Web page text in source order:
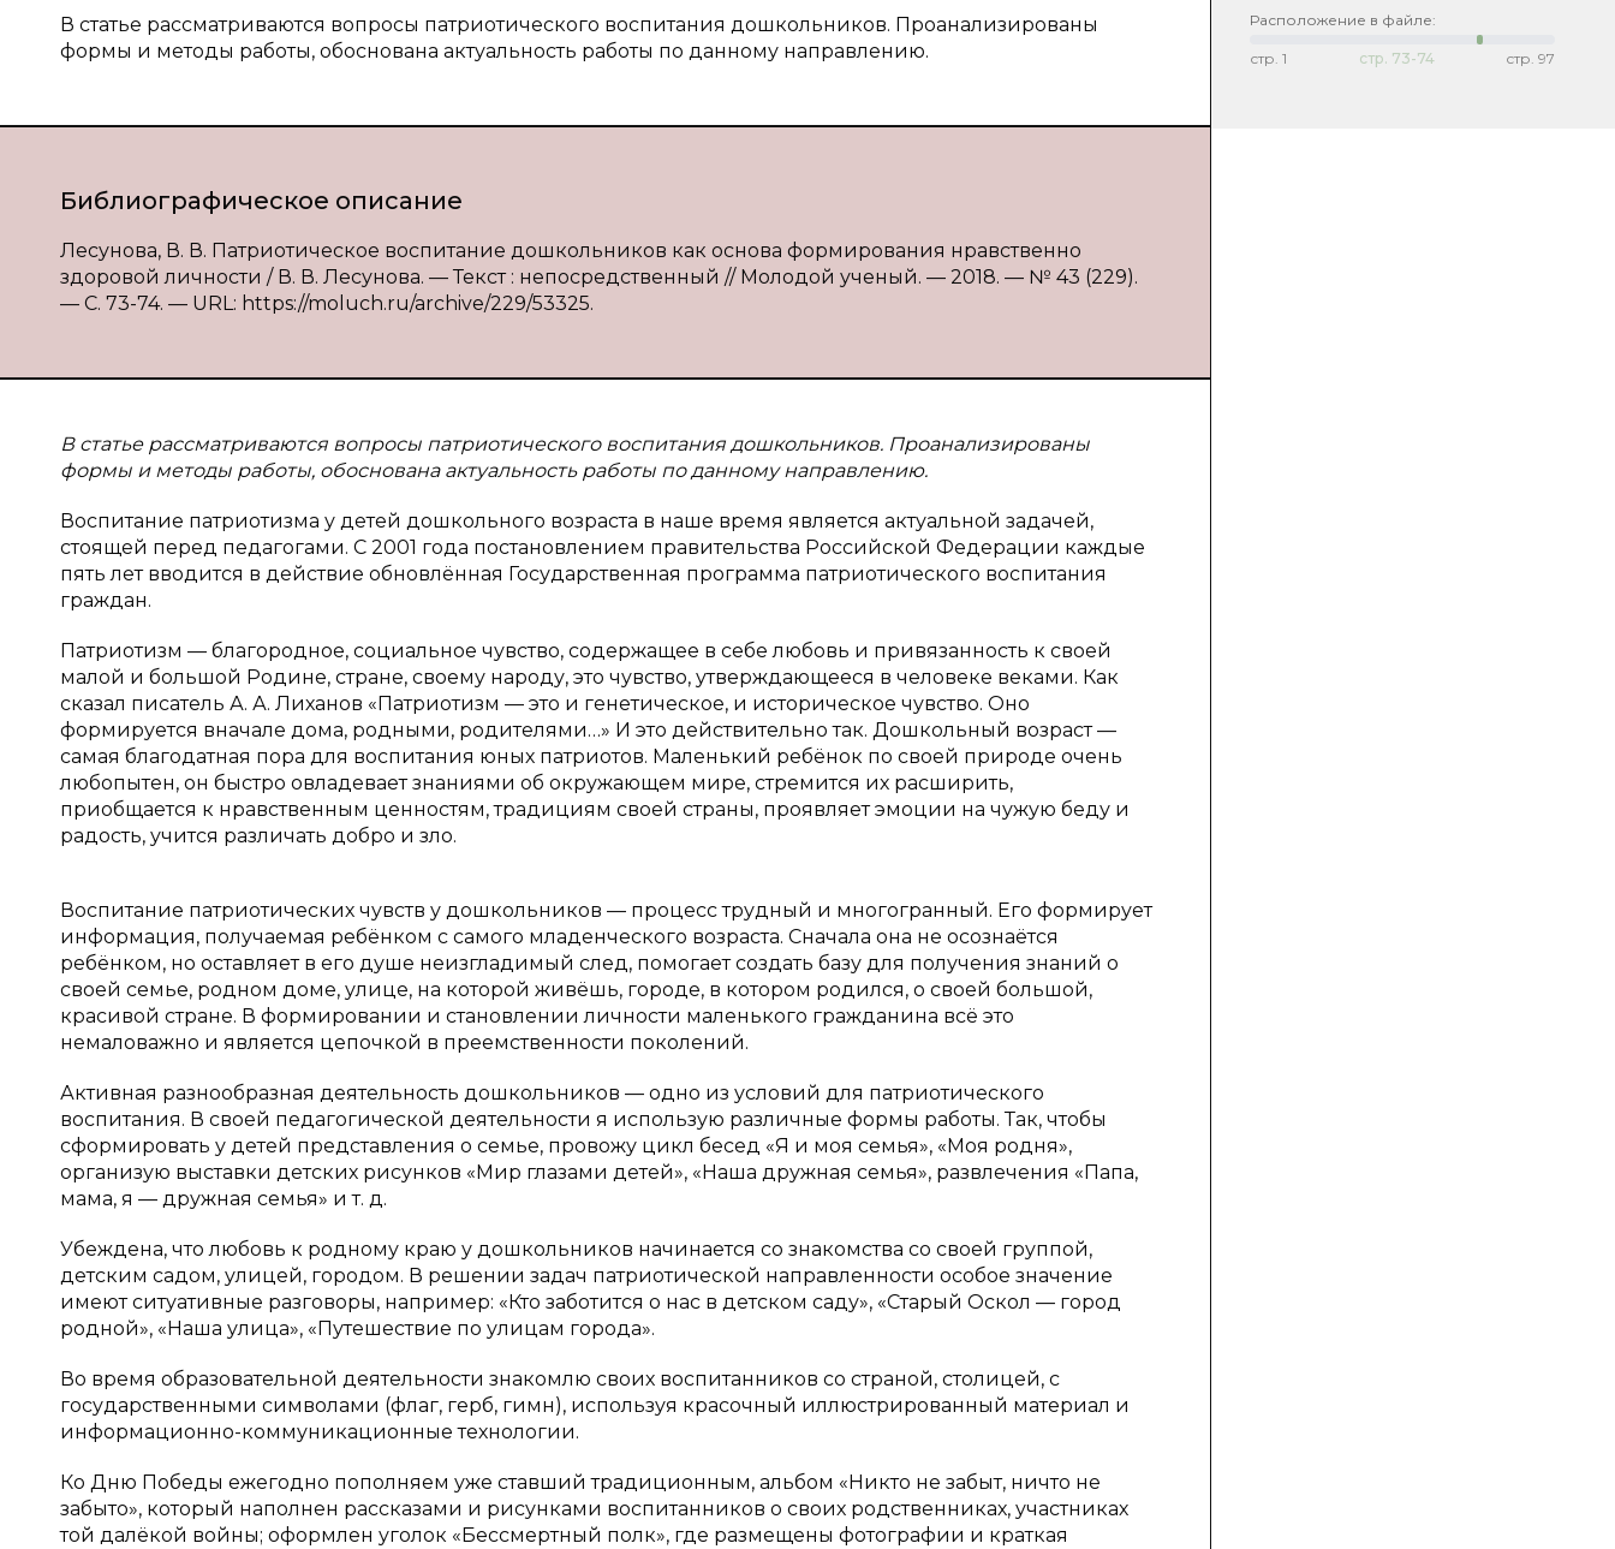
В статье рассматриваются вопросы патриотического воспитания дошкольников. Проанализированы
формы и методы работы, обоснована актуальность работы по данному направлению.
Библиографическое описание
Лесунова, В. В. Патриотическое воспитание дошкольников как основа формирования нравственно
здоровой личности / В. В. Лесунова. — Текст : непосредственный // Молодой ученый. — 2018. — № 43 (229).
— С. 73-74. — URL: https://moluch.ru/archive/229/53325.
В статье рассматриваются вопросы патриотического воспитания дошкольников. Проанализированы
формы и методы работы, обоснована актуальность работы по данному направлению.
Воспитание патриотизма у детей дошкольного возраста в наше время является актуальной задачей,
стоящей перед педагогами. С 2001 года постановлением правительства Российской Федерации каждые
пять лет вводится в действие обновлённая Государственная программа патриотического воспитания
граждан.
Патриотизм — благородное, социальное чувство, содержащее в себе любовь и привязанность к своей
малой и большой Родине, стране, своему народу, это чувство, утверждающееся в человеке веками. Как
сказал писатель А. А. Лиханов «Патриотизм — это и генетическое, и историческое чувство. Оно
формируется вначале дома, родными, родителями…» И это действительно так. Дошкольный возраст —
самая благодатная пора для воспитания юных патриотов. Маленький ребёнок по своей природе очень
любопытен, он быстро овладевает знаниями об окружающем мире, стремится их расширить,
приобщается к нравственным ценностям, традициям своей страны, проявляет эмоции на чужую беду и
радость, учится различать добро и зло.
Воспитание патриотических чувств у дошкольников — процесс трудный и многогранный. Его формирует
информация, получаемая ребёнком с самого младенческого возраста. Сначала она не осознаётся
ребёнком, но оставляет в его душе неизгладимый след, помогает создать базу для получения знаний о
своей семье, родном доме, улице, на которой живёшь, городе, в котором родился, о своей большой,
красивой стране. В формировании и становлении личности маленького гражданина всё это
немаловажно и является цепочкой в преемственности поколений.
Активная разнообразная деятельность дошкольников — одно из условий для патриотического
воспитания. В своей педагогической деятельности я использую различные формы работы. Так, чтобы
сформировать у детей представления о семье, провожу цикл бесед «Я и моя семья», «Моя родня»,
организую выставки детских рисунков «Мир глазами детей», «Наша дружная семья», развлечения «Папа,
мама, я — дружная семья» и т. д.
Убеждена, что любовь к родному краю у дошкольников начинается со знакомства со своей группой,
детским садом, улицей, городом. В решении задач патриотической направленности особое значение
имеют ситуативные разговоры, например: «Кто заботится о нас в детском саду», «Старый Оскол — город
родной», «Наша улица», «Путешествие по улицам города».
Во время образовательной деятельности знакомлю своих воспитанников со страной, столицей, с
государственными символами (флаг, герб, гимн), используя красочный иллюстрированный материал и
информационно-коммуникационные технологии.
Ко Дню Победы ежегодно пополняем уже ставший традиционным, альбом «Никто не забыт, ничто не
забыто», который наполнен рассказами и рисунками воспитанников о своих родственниках, участниках
той далёкой войны; оформлен уголок «Бессмертный полк», где размещены фотографии и краткая
Расположение в файле:
стр. 1 стр. 73-74 стр. 97